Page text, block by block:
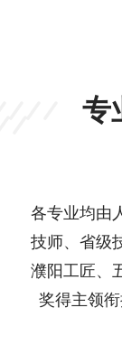
专
各专业均由
技师、省级
濮阳工匠、
奖得主领